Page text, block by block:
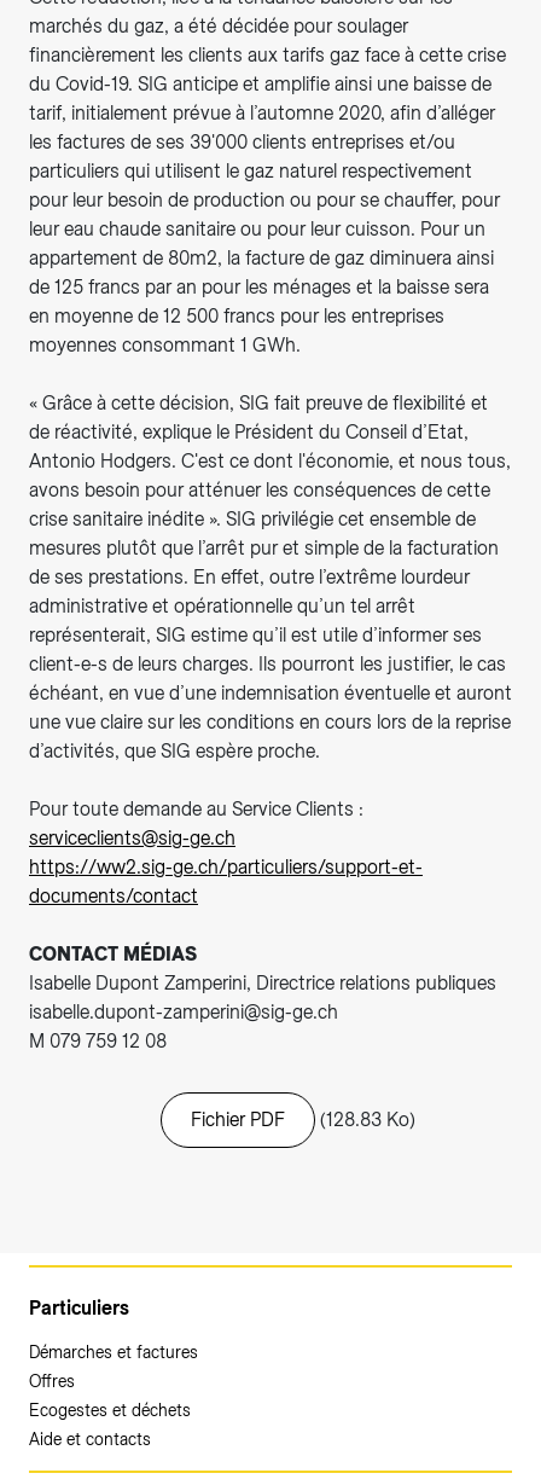
marchés du gaz, a été décidée pour soulager
financièrement les clients aux tarifs gaz face à cette crise
du Covid-19. SIG anticipe et amplifie ainsi une baisse de
tarif, initialement prévue à l’automne 2020, afin d’alléger
les factures de ses 39'000 clients entreprises et/ou
particuliers qui utilisent le gaz naturel respectivement
pour leur besoin de production ou pour se chauffer, pour
leur eau chaude sanitaire ou pour leur cuisson. Pour un
appartement de 80m2, la facture de gaz diminuera ainsi
de 125 francs par an pour les ménages et la baisse sera
en moyenne de 12 500 francs pour les entreprises
moyennes consommant 1 GWh.
« Grâce à cette décision, SIG fait preuve de flexibilité et
de réactivité, explique le Président du Conseil d’Etat,
Antonio Hodgers. C'est ce dont l'économie, et nous tous,
avons besoin pour atténuer les conséquences de cette
crise sanitaire inédite ». SIG privilégie cet ensemble de
mesures plutôt que l’arrêt pur et simple de la facturation
de ses prestations. En effet, outre l’extrême lourdeur
administrative et opérationnelle qu’un tel arrêt
représenterait, SIG estime qu’il est utile d’informer ses
client-e-s de leurs charges. Ils pourront les justifier, le cas
échéant, en vue d’une indemnisation éventuelle et auront
une vue claire sur les conditions en cours lors de la reprise
d’activités, que SIG espère proche.
Pour toute demande au Service Clients :
serviceclients@sig-ge.ch
https://ww2.sig-ge.ch/particuliers/support-et-
documents/contact
CONTACT MÉDIAS
Isabelle Dupont Zamperini, Directrice relations publiques
isabelle.dupont-zamperini@sig-ge.ch
M 079 759 12 08
Fichier PDF (128.83 Ko)
Particuliers
Démarches et factures
Offres
Ecogestes et déchets
Aide et contacts